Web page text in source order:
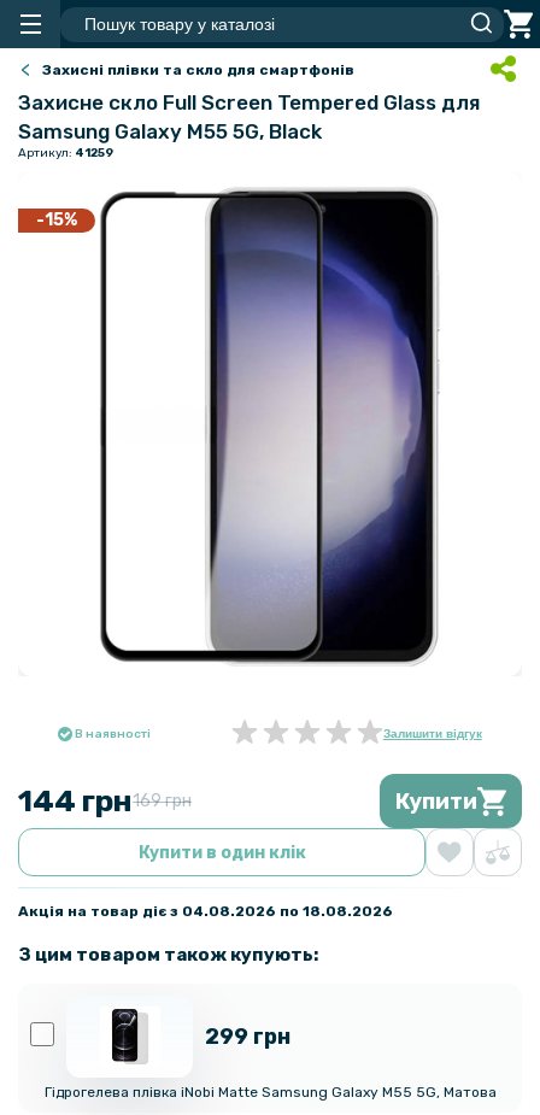
Захисні плівки та скло для смартфонів
Захисне скло Full Screen Tempered Glass для
Samsung Galaxy M55 5G, Black
Артикул: 41259
-15%
В наявності Залишити відгук
144 грн169 грн Купити
Купити в один клік
Акція на товар діє з 04.08.2026 по 18.08.2026
З цим товаром також купують:
299 грн
Гідрогелева плівка iNobi Matte Samsung Galaxy M55 5G​​​, Матова